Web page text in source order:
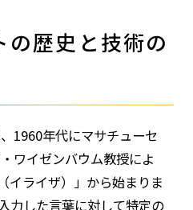
の歴史と技術の
1960年代にマサチューセ
ワイゼンバウム教授によ
イライザ）」から始まりま
力した言葉に対して特定の